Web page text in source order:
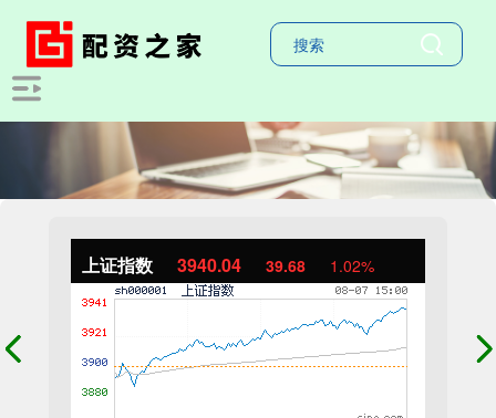
上证指数 3940.04 39.68 1.02%